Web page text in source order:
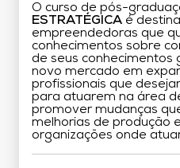
O curso de pós-
ESTRATÉGICA é
empreendedoras que
conhecimentos sobre
de seus conhecimentos
novo mercado em
profissionais que
para atuarem na área
promover mudanças
melhorias de produção
organizações onde